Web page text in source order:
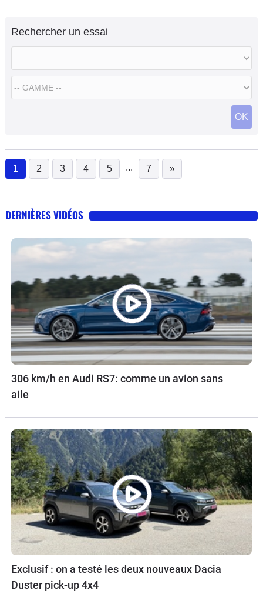
Rechercher un essai
OK
1
(current)
2 3 4 5 ... 7 »
DERNIÈRES VIDÉOS
306 km/h en Audi RS7: comme un avion sans
aile
Exclusif : on a testé les deux nouveaux Dacia
Duster pick-up 4x4